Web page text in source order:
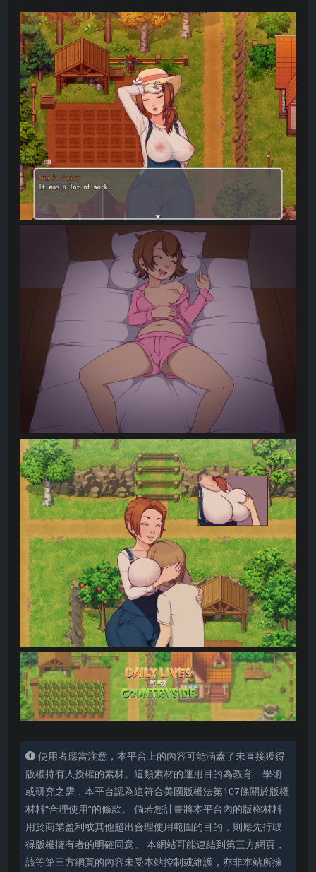
使用者應當注意，本平台上的內容可能涵蓋了未直接獲得
版權持有人授權的素材。這類素材的運用目的為教育、學術
或研究之需，本平台認為這符合美國版權法第107條關於版權
材料“合理使用”的條款。 倘若您計畫將本平台內的版權材料
用於商業盈利或其他超出合理使用範圍的目的，則應先行取
得版權擁有者的明確同意。 本網站可能連結到第三方網頁，
該等第三方網頁的內容未受本站控制或維護，亦非本站所擁